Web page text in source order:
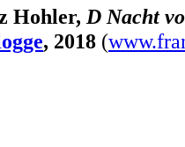
Hohler, D Nacht
, 2018 (